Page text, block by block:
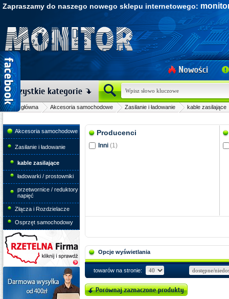
Zapraszamy do naszego nowego sklepu internetowego:
Akcesoria samochodowe
Zasilanie i ładowanie
kable zasilające
ładowarki / prostowniki
przetwornice / reduktory
napięć
Złącza i Rozdzielacze
Osprzęt samochodowy
Strona główna Akcesoria samochodowe Zasilanie i ładowanie kable zasilające
Producenci
Inni (1)
Opcje wyświetlania
towarów na stronie: